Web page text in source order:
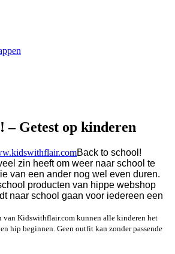
– Getest op kinderen
Back to school!
zin heeft om weer naar school te
van een ander nog wel even duren.
producten van hippe webshop
naar school gaan voor iedereen een
van Kidswithflair.com kunnen alle kinderen het
hip beginnen. Geen outfit kan zonder passende